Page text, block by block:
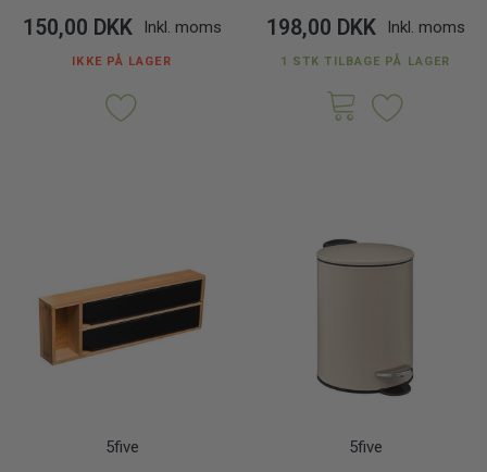
150,00 DKK Inkl. moms
IKKE PÅ LAGER
198,00 DKK Inkl. moms
1 STK TILBAGE PÅ LAGER
5five 5five